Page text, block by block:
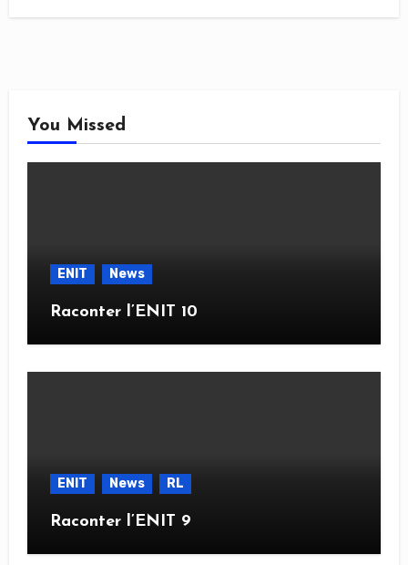
You Missed
ENIT News
Raconter l’ENIT 10
ENIT News RL
Raconter l’ENIT 9